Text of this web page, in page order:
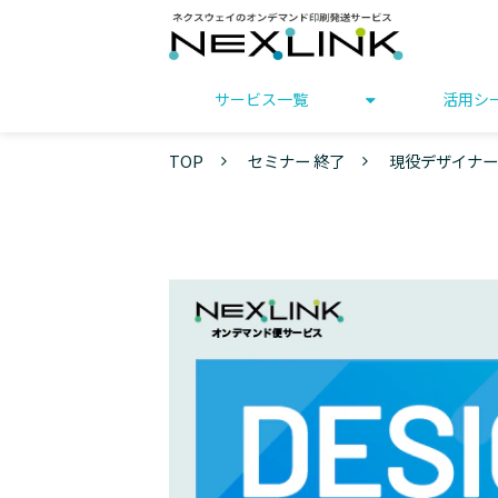
サービス一覧 活用シ
TOP セミナー 終了 現役デザイナ